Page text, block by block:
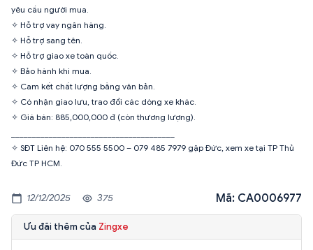
yêu cầu người mua.
✧ Hỗ trợ vay ngân hàng.
✧ Hỗ trợ sang tên.
✧ Hỗ trợ giao xe toàn quốc.
✧ Bảo hành khi mua.
✧ Cam kết chất lượng bằng văn bản.
✧ Có nhận giao lưu, trao đổi các dòng xe khác.
✧ Giá bán: 885,000,000 đ (còn thương lượng).
✧ SĐT Liên hệ: 070 555 5500 – 079 485 7979 gặp Đức, xem xe tại TP Thủ
Đức TP HCM.
12/12/2025 375 Mã: CA0006977
Ưu đãi thêm của Zingxe